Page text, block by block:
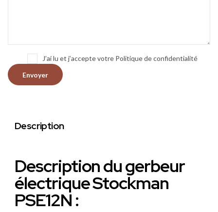
J’ai lu et j’accepte votre Politique de confidentialité
Description
Description du gerbeur
électrique Stockman
PSE12N :